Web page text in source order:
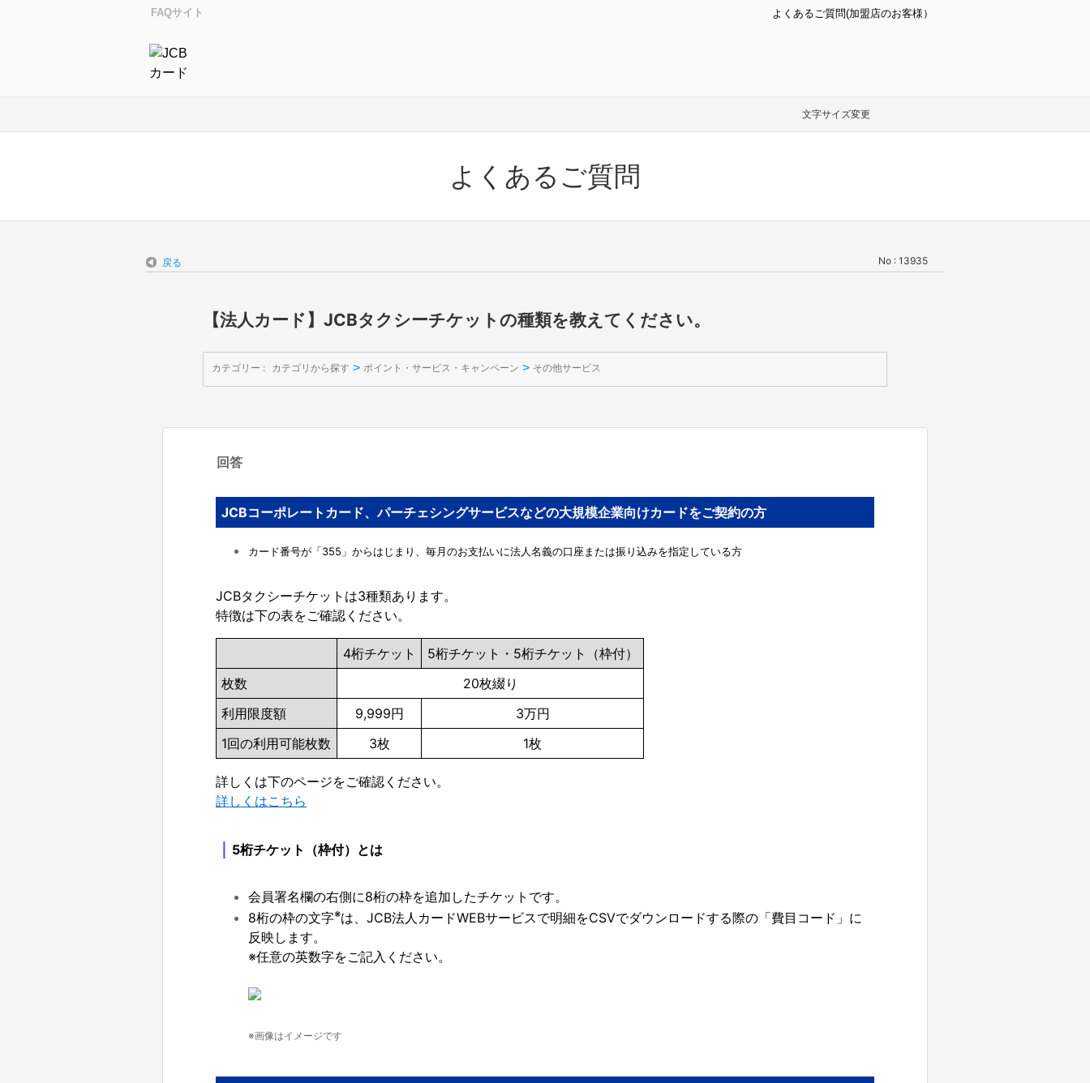
FAQサイト よくあるご質問(加盟店のお客様）
文字サイズ変更
よくあるご質問
戻る No : 13935
【法人カード】JCBタクシーチケットの種類を教えてください。
カテゴリー : カテゴリから探す > ポイント・サービス・キャンペーン > その他サービス
回答
JCBコーポレートカード、パーチェシングサービスなどの大規模企業向けカードをご契約の方
カード番号が「355」からはじまり、毎月のお支払いに法人名義の口座または振り込みを指定している方
JCBタクシーチケットは3種類あります。
特徴は下の表をご確認ください。
4桁チケット
5桁チケット・5桁チケット（枠付）
枚数
20枚綴り
利用限度額
9,999円
3万円
1回の利用可能枚数
3枚 1枚
詳しくは下のページをご確認ください。
詳しくはこちら
｜ 5桁チケット（枠付）とは
会員署名欄の右側に8桁の枠を追加したチケットです。
8桁の枠の文字※は、JCB法人カードWEBサービスで明細をCSVでダウンロードする際の「費目コード」に
反映します。
※任意の英数字をご記入ください。
※画像はイメージです